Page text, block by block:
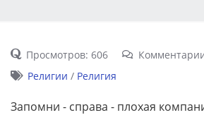
Просмотров: 606
Религии / Религия
Запомни - справа - плохая